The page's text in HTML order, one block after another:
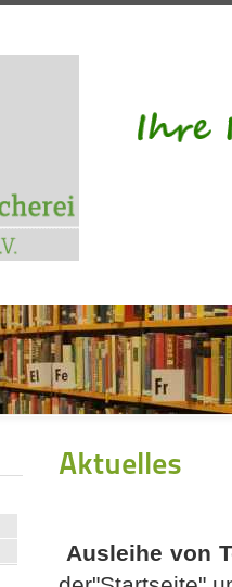
Aktuelles
Ausleihe von